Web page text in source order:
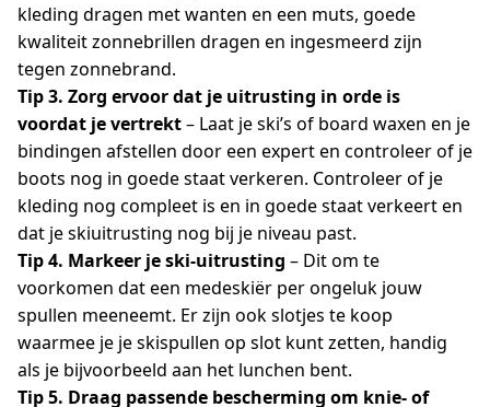
kleding dragen met wanten en een muts, goede
kwaliteit zonnebrillen dragen en ingesmeerd zijn
tegen zonnebrand.
Tip 3. Zorg ervoor dat je uitrusting in orde is
voordat je vertrekt– Laat je ski’s of board waxen en je
bindingen afstellen door een expert en controleer of je
boots nog in goede staat verkeren. Controleer of je
kleding nog compleet is en in goede staat verkeert en
dat je skiuitrusting nog bij je niveau past.
Tip 4. Markeer je ski-uitrusting – Dit om te
voorkomen dat een medeskiër per ongeluk jouw
spullen meeneemt. Er zijn ook slotjes te koop
waarmee je je skispullen op slot kunt zetten, handig
als je bijvoorbeeld aan het lunchen bent.
Tip 5. Draag passende bescherming om knie- of